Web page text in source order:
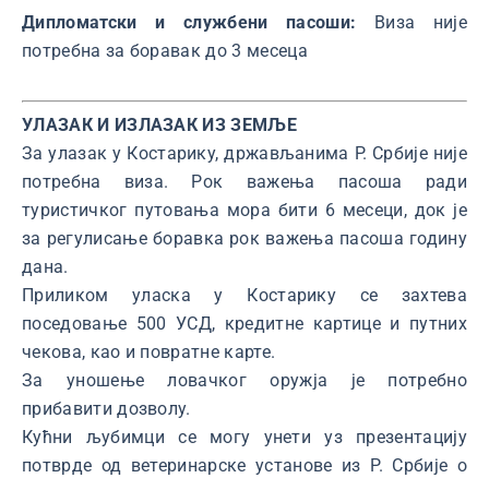
Дипломатски и службени пасоши:
Виза није
потребна за боравак до 3 месеца
УЛАЗАК И ИЗЛАЗАК ИЗ ЗЕМЉЕ
За улазак у Костарику, држављанима Р. Србије није
потребна виза. Рок важења пасоша ради
туристичког путовања мора бити 6 месеци, док је
за регулисање боравка рок важења пасоша годину
дана.
Приликом уласка у Костарику се захтева
поседовање 500 УСД, кредитне картице и путних
чекова, као и повратне карте.
За уношење ловачког оружја је потребно
прибавити дозволу.
Кућни љубимци се могу унети уз презентацију
потврде од ветеринарске установе из Р. Србије о